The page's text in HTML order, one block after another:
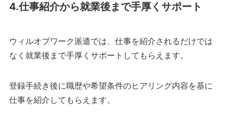
4.仕事紹介から就業後まで手厚くサポート
ウィルオブワーク派遣では、仕事を紹介されるだけでは
なく就業後まで手厚くサポートしてもらえます。
登録手続き後に職歴や希望条件のヒアリング内容を基に
仕事を紹介してもらえます。